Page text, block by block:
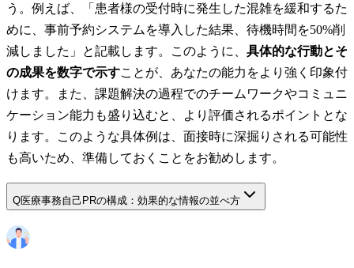
う。例えば、「患者様の受付時に発生した混雑を緩和するた
めに、事前予約システムを導入した結果、待機時間を50%削
減しました」と記載します。このように、 具体的な行動とそ
の成果を数字で示すことが、あなたの能力をより強く印象付
けます。また、課題解決の過程でのチームワークやコミュニ
ケーション能力も盛り込むと、より評価されるポイントとな
ります。このような具体例は、面接時に深掘りされる可能性
も高いため、準備しておくことをお勧めします。
Q医療事務自己PRの構成：効果的な情報の並べ方